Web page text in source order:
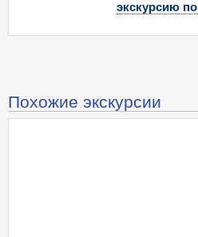
экскурсию по
Похожие экскурсии